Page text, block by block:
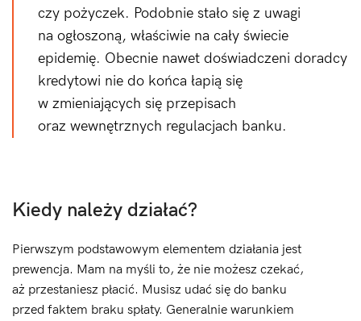
czy pożyczek. Podobnie stało się z uwagi
na ogłoszoną, właściwie na cały świecie
epidemię. Obecnie nawet doświadczeni doradcy
kredytowi nie do końca łapią się
w zmieniających się przepisach
oraz wewnętrznych regulacjach banku.
Kiedy należy działać?
Pierwszym podstawowym elementem działania jest
prewencja. Mam na myśli to, że nie możesz czekać,
aż przestaniesz płacić. Musisz udać się do banku
przed faktem braku spłaty. Generalnie warunkiem